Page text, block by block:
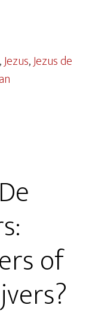
,Jezus,Jezus de
of